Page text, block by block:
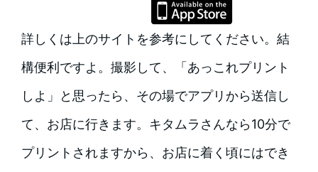
詳しくは上のサイトを参考にしてください。結
構便利ですよ。撮影して、「あっこれプリント
しよ」と思ったら、その場でアプリから送信し
て、お店に行きます。キタムラさんなら10分で
プリントされますから、お店に着く頃にはでき